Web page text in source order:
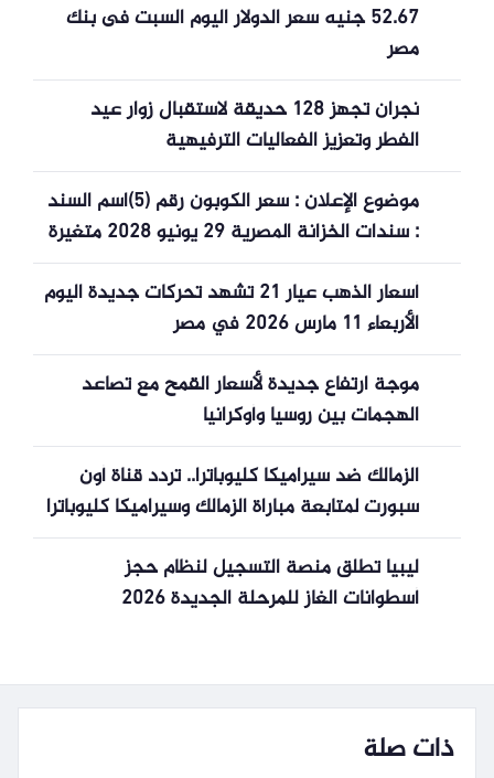
52.67 جنيه سعر الدولار اليوم السبت فى بنك
مصر
نجران تجهز 128 حديقة لاستقبال زوار عيد
الفطر وتعزيز الفعاليات الترفيهية
موضوع الإعلان : سعر الكوبون رقم (5)اسم السند
: سندات الخزانة المصرية 29 يونيو 2028 متغيرة
العائدالايزين : EGBGR06371V8صيغة الإعل
أسعار الذهب عيار 21 تشهد تحركات جديدة اليوم
الأربعاء 11 مارس 2026 في مصر
موجة ارتفاع جديدة لأسعار القمح مع تصاعد
الهجمات بين روسيا وأوكرانيا
الزمالك ضد سيراميكا كليوباترا.. تردد قناة أون
سبورت لمتابعة مباراة الزمالك وسيراميكا كليوباترا
مجاناً في الدوري المصري الممتاز
ليبيا تطلق منصة التسجيل لنظام حجز
أسطوانات الغاز للمرحلة الجديدة 2026
ذات صلة